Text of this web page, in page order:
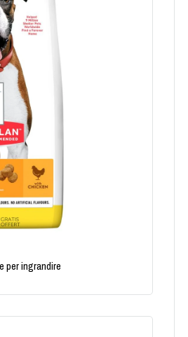
per ingrandire